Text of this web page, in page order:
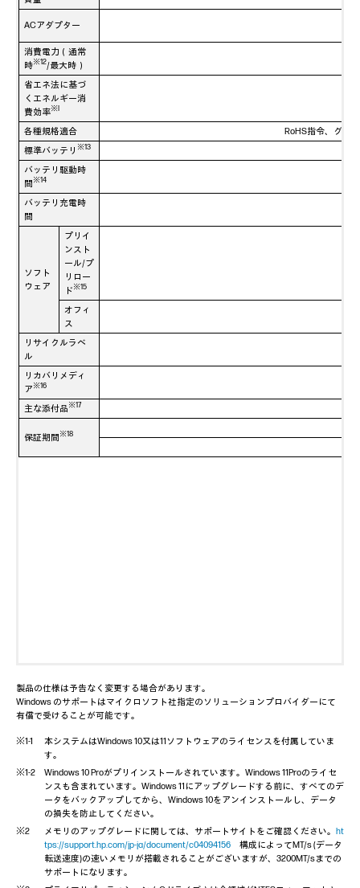
ACアダプター
消費電力（通常
時※12/最大時）
省エネ法に基づ
くエネルギー消
費効率※I
各種規格適合
RoHS指令、グリ
標準バッテリ ※13
バッテリ駆動時
間※14
バッテリ充電時
間
ソフト
ウェア
プリイ
ンスト
ール/プ
リロー
ド※15
オフィ
ス
リサイクルラベ
ル
リカバリメディ
ア※16
主な添付品※17
保証期間※18
製品の仕様は予告なく変更する場合があります。
Windows のサポートはマイクロソフト社指定のソリューションプロバイダーにて
有償で受けることが可能です。
本システムはWindows 10又は11ソフトウェアのライセンスを付属していま
す。
Windows 10 Proがプリインストールされています。Windows 11Proのライセ
ンスも含まれています。Windows 11にアップグレードする前に、すべてのデ
ータをバックアップしてから、Windows 10をアンインストールし、データ
の損失を防止してください。
メモリのアップグレードに関しては、サポートサイトをご確認ください。 ht
tps://support.hp.com/jp-ja/document/c04094156 構成によってMT/s (データ
転送速度)の速いメモリが搭載されることがございますが、3200MT/sまでの
サポートになります。